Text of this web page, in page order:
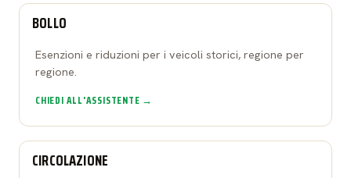
BOLLO
Esenzioni e riduzioni per i veicoli storici, regione per
regione.
CHIEDI ALL'ASSISTENTE →
CIRCOLAZIONE